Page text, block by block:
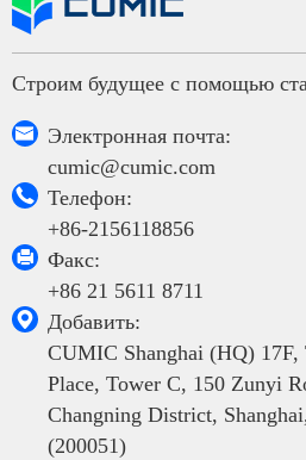
Строим будущее с помощью

Электронная почта:
cumic@cumic.com

Телефон:
+86-2156118856

Факс:
+86 21 5611 8711

Добавить:
CUMIC Shanghai (HQ) 17F,
Place, Tower C, 150 Zunyi
Changning District,
(200051)